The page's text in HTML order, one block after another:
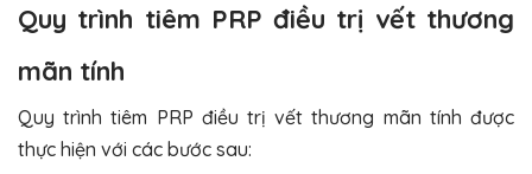
Quy trình tiêm PRP điều trị vết thương
mãn tính
Quy trình tiêm PRP điều trị vết thương mãn tính được
thực hiện với các bước sau: